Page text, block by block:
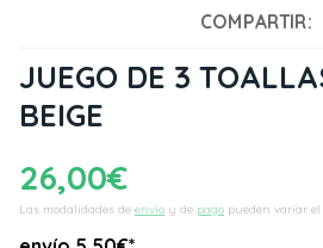
COMPARTIR:
JUEGO DE 3
BEIGE
26,00€
Las modalidades de envío y de pago pueden variar